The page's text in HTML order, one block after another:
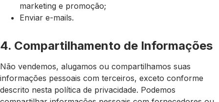
marketing e promoção;
Enviar e-mails.
4. Compartilhamento de Informações
Não vendemos, alugamos ou compartilhamos suas
informações pessoais com terceiros, exceto conforme
descrito nesta política de privacidade. Podemos